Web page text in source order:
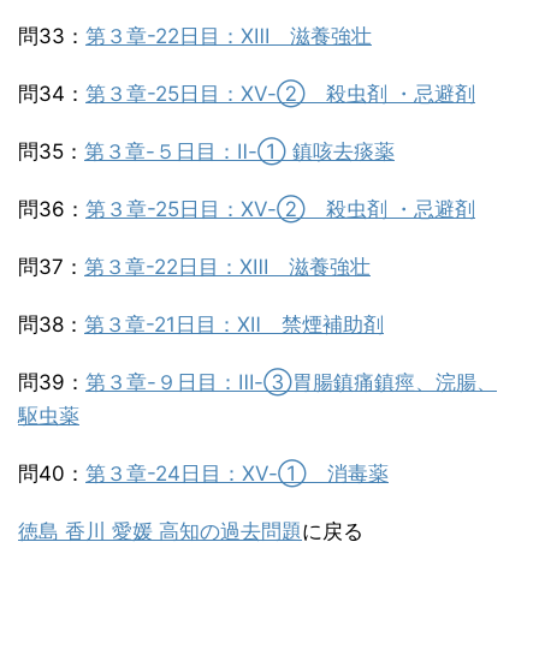
問33： 第３章-22日目：ⅩⅢ 滋養強壮
問34： 第３章-25日目：ⅩⅤ-② 殺虫剤 ・忌避剤
問35： 第３章-５日目：Ⅱ-① 鎮咳去痰薬
問36： 第３章-25日目：ⅩⅤ-② 殺虫剤 ・忌避剤
問37： 第３章-22日目：ⅩⅢ 滋養強壮
問38： 第３章-21日目：Ⅻ 禁煙補助剤
問39： 第３章-９日目：Ⅲ-③胃腸鎮痛鎮痙、浣腸、
駆虫薬
問40： 第３章-24日目：ⅩⅤ-① 消毒薬
徳島 香川 愛媛 高知の過去問題に戻る